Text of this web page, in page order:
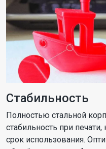
Стабильность
Полностью стальной
стабильность при
срок использования.